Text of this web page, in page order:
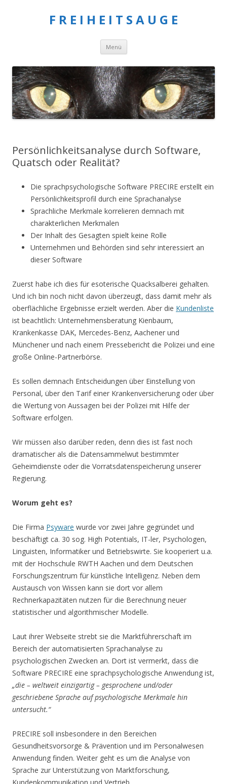
F R E I H E I T S A U G E
Menü Springe
Inhalt
Persönlichkeitsanalyse durch Software,
Quatsch oder Realität?
Die sprachpsychologische Software PRECIRE erstellt ein
Persönlichkeitsprofil durch eine Sprachanalyse
Sprachliche Merkmale korrelieren demnach mit
charakterlichen Merkmalen
Der Inhalt des Gesagten spielt keine Rolle
Unternehmen und Behörden sind sehr interessiert an
dieser Software
Zuerst habe ich dies für esoterische Quacksalberei gehalten.
Und ich bin noch nicht davon überzeugt, dass damit mehr als
oberflächliche Ergebnisse erzielt werden. Aber die Kundenliste
ist beachtlich: Unternehmensberatung Kienbaum,
Krankenkasse DAK, Mercedes-Benz, Aachener und
Münchener und nach einem Pressebericht die Polizei und eine
große Online-Partnerbörse.
Es sollen demnach Entscheidungen über Einstellung von
Personal, über den Tarif einer Krankenversicherung oder über
die Wertung von Aussagen bei der Polizei mit Hilfe der
Software erfolgen.
Wir müssen also darüber reden, denn dies ist fast noch
dramatischer als die Datensammelwut bestimmter
Geheimdienste oder die Vorratsdatenspeicherung unserer
Regierung.
Worum geht es?
Die Firma Psyware wurde vor zwei Jahre gegründet und
beschäftigt ca. 30 sog. High Potentials, IT-ler, Psychologen,
Linguisten, Informatiker und Betriebswirte. Sie kooperiert u.a.
mit der Hochschule RWTH Aachen und dem Deutschen
Forschungszentrum für künstliche Intelligenz. Neben dem
Austausch von Wissen kann sie dort vor allem
Rechnerkapazitäten nutzen für die Berechnung neuer
statistischer und algorithmischer Modelle.
Laut ihrer Webseite strebt sie die Marktführerschaft im
Bereich der automatisierten Sprachanalyse zu
psychologischen Zwecken an. Dort ist vermerkt, dass die
Software PRECIRE eine sprachpsychologische Anwendung ist,
„die – weltweit einzigartig – gesprochene und/oder
geschriebene Sprache auf psychologische Merkmale hin
untersucht.“
PRECIRE soll insbesondere in den Bereichen
Gesundheitsvorsorge & Prävention und im Personalwesen
Anwendung finden. Weiter geht es um die Analyse von
Sprache zur Unterstützung von Marktforschung,